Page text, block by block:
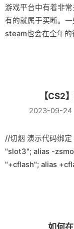
游戏平台中有着非
有的就属于买断。
steam也会在全年的
【CS2
2023-09-24
//切烟 演示代码绑
"slot3"; alias -
"+cflash"; alias